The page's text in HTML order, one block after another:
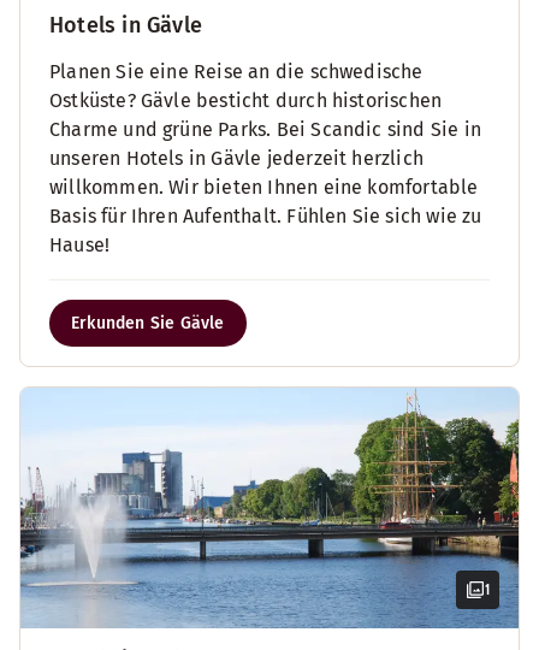
Hotels in Gävle
Planen Sie eine Reise an die schwedische
Ostküste? Gävle besticht durch historischen
Charme und grüne Parks. Bei Scandic sind Sie in
unseren Hotels in Gävle jederzeit herzlich
willkommen. Wir bieten Ihnen eine komfortable
Basis für Ihren Aufenthalt. Fühlen Sie sich wie zu
Hause!
Erkunden Sie Gävle
1